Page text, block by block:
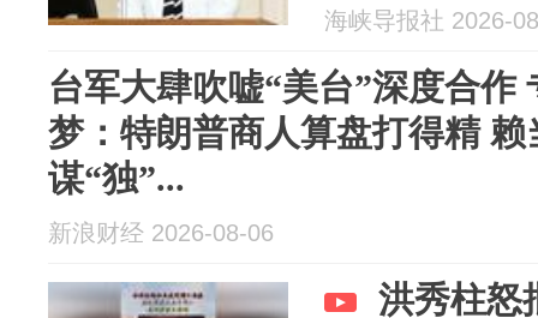
海峡导报社 2026-
台军大肆吹嘘“美台”深度合作
梦：特朗普商人算盘打得精
谋“独”...
新浪财经 2026-08-06
洪秀柱怒